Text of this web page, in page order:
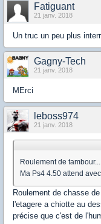
Fatiguant
21 janv. 2018
Un truc un peu plus
Gagny-Tech
21 janv. 2018
MErci
leboss974
21 janv. 2018
Roulement de tambour...
Ma Ps4 4.50 attend
Roulement de chasse
l'etagere a chiotte au
précise que c'est de